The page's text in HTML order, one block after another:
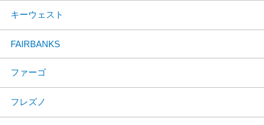
キーウェスト
FAIRBANKS
ファーゴ
フレズノ